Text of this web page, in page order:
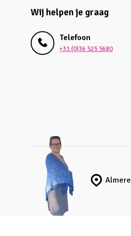
Wij helpen je graag
Telefoon
+31 (0)36 525 5680
Almere